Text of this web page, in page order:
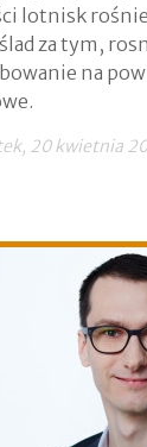
lotnisk
za tym,
na
20 kwietnia